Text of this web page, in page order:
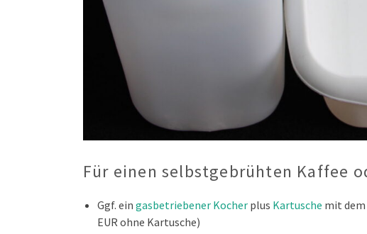
Für einen selbstgebrühten Kaffee
Ggf. ein gasbetriebener Kocher plus Kartusche mit dem
EUR ohne Kartusche)